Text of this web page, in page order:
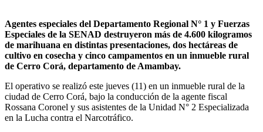
Agentes especiales del Departamento Regional N° 1 y Fuerzas
Especiales de la SENAD destruyeron más de 4.600 kilogramos
de marihuana en distintas presentaciones, dos hectáreas de
cultivo en cosecha y cinco campamentos en un inmueble rural
de Cerro Corá, departamento de Amambay.
El operativo se realizó este jueves (11) en un inmueble rural de la
ciudad de Cerro Corá, bajo la conducción de la agente fiscal
Rossana Coronel y sus asistentes de la Unidad N° 2 Especializada
en la Lucha contra el Narcotráfico.